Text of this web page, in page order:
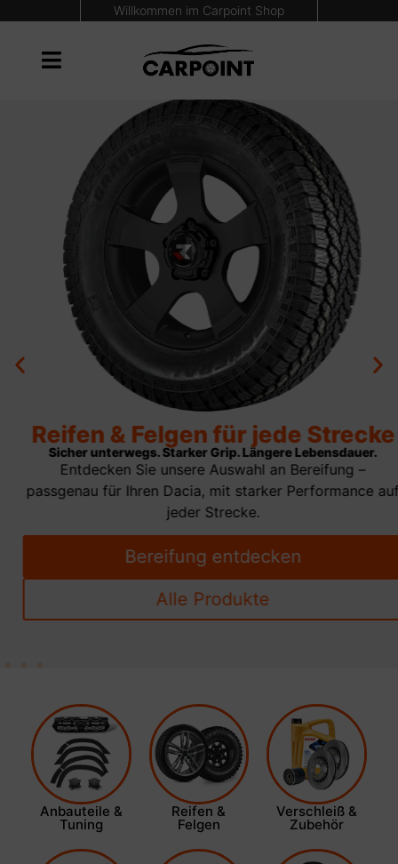
Willkommen im Carpoint Shop
Reifen & Felgen für jede Strecke
Sicher unterwegs. Starker Grip. Längere Lebensdauer.
Entdecken Sie unsere Auswahl an Bereifung –
passgenau für Ihren Dacia, mit starker Performance auf
jeder Strecke.
Bereifung entdecken
Alle Produkte
Anbauteile &
Tuning
Reifen &
Felgen
Verschleiß &
Zubehör